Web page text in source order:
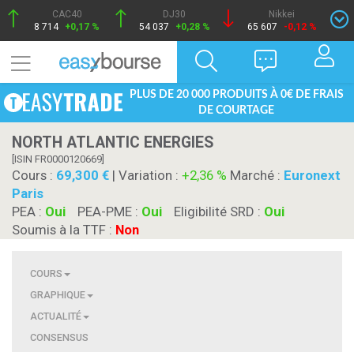
CAC40
8 714 +0,17 %
DJ30
54 037
+0,28 %
Nikkei
65 607
-0,12 %
PLUS DE 20 000 PRODUITS À 0€ DE FRAIS
DE COURTAGE
NORTH ATLANTIC ENERGIES
[ISIN FR0000120669]
Cours : 69,300 | Variation : +2,36 % Marché : Euronext
Paris
PEA : Oui PEA-PME : Oui Eligibilité SRD : Oui
Soumis à la TTF : Non
COURS
GRAPHIQUE
ACTUALITÉ
CONSENSUS